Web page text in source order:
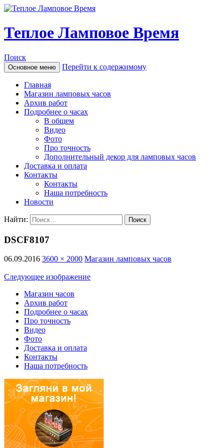
Теплое Ламповое Время
Поиск
Основное меню Перейти к содержимому
Главная
Магазин ламповых часов
Архив работ
Подробнее о часах
В общем
Видео
Фото
Про точность
Дополнительный декор для ламповых часов
Доставка и оплата
Контакты
Контакты
Наша потребность
Новости
Найти:
DSCF8107
06.09.2016 3600 × 2000 Магазин ламповых часов
Следующее изображение
Магазин часов
Архив работ
Подробнее о часах
Про точность
Видео
Фото
Доставка и оплата
Контакты
Наша потребность